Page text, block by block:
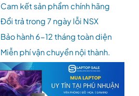
Cam kết sản phẩm chính hãng
Đổi trả trong 7 ngày lỗi NSX
Bảo hành 6-12 tháng toàn diện
Miễn phí vận chuyển nội thành.